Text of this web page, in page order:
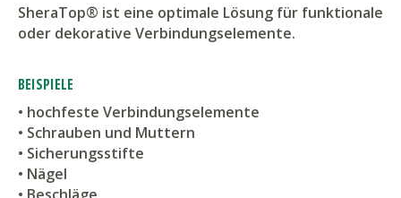
SheraTop® ist eine optimale Lösung für funktionale
oder dekorative Verbindungselemente.
BEISPIELE
• hochfeste Verbindungselemente
• Schrauben und Muttern
• Sicherungsstifte
• Nägel